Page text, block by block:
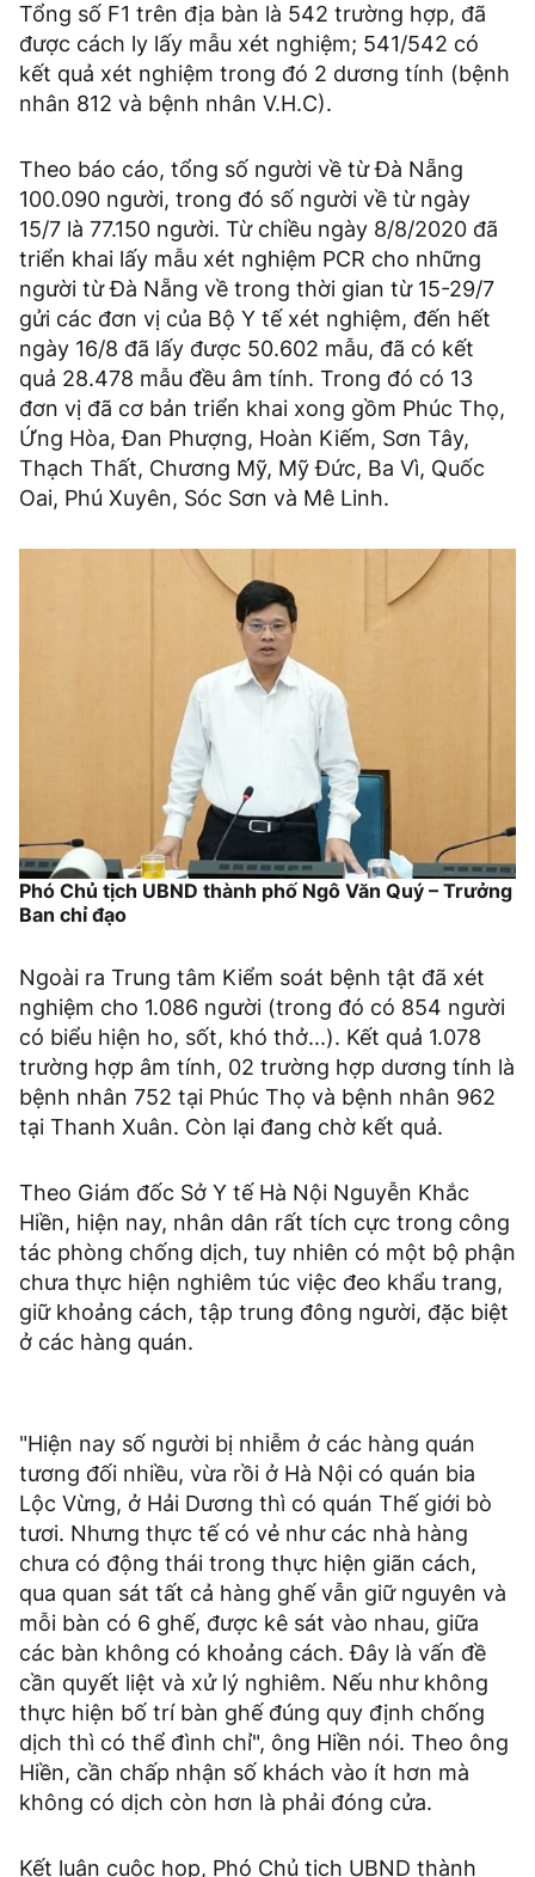
Tổng số F1 trên địa bàn là 542 trường hợp, đã
được cách ly lấy mẫu xét nghiệm; 541/542 có
kết quả xét nghiệm trong đó 2 dương tính (bệnh
nhân 812 và bệnh nhân V.H.C).
Theo báo cáo, tổng số người về từ Đà Nẵng
100.090 người, trong đó số người về từ ngày
15/7 là 77.150 người. Từ chiều ngày 8/8/2020 đã
triển khai lấy mẫu xét nghiệm PCR cho những
người từ Đà Nẵng về trong thời gian từ 15-29/7
gửi các đơn vị của Bộ Y tế xét nghiệm, đến hết
ngày 16/8 đã lấy được 50.602 mẫu, đã có kết
quả 28.478 mẫu đều âm tính. Trong đó có 13
đơn vị đã cơ bản triển khai xong gồm Phúc Thọ,
Ứng Hòa, Đan Phượng, Hoàn Kiếm, Sơn Tây,
Thạch Thất, Chương Mỹ, Mỹ Đức, Ba Vì, Quốc
Oai, Phú Xuyên, Sóc Sơn và Mê Linh.
Phó Chủ tịch UBND thành phố Ngô Văn Quý – Trưởng
Ban chỉ đạo
Ngoài ra Trung tâm Kiểm soát bệnh tật đã xét
nghiệm cho 1.086 người (trong đó có 854 người
có biểu hiện ho, sốt, khó thở...). Kết quả 1.078
trường hợp âm tính, 02 trường hợp dương tính là
bệnh nhân 752 tại Phúc Thọ và bệnh nhân 962
tại Thanh Xuân. Còn lại đang chờ kết quả.
Theo Giám đốc Sở Y tế Hà Nội Nguyễn Khắc
Hiền, hiện nay, nhân dân rất tích cực trong công
tác phòng chống dịch, tuy nhiên có một bộ phận
chưa thực hiện nghiêm túc việc đeo khẩu trang,
giữ khoảng cách, tập trung đông người, đặc biệt
ở các hàng quán.
"Hiện nay số người bị nhiễm ở các hàng quán
tương đối nhiều, vừa rồi ở Hà Nội có quán bia
Lộc Vừng, ở Hải Dương thì có quán Thế giới bò
tươi. Nhưng thực tế có vẻ như các nhà hàng
chưa có động thái trong thực hiện giãn cách,
qua quan sát tất cả hàng ghế vẫn giữ nguyên và
mỗi bàn có 6 ghế, được kê sát vào nhau, giữa
các bàn không có khoảng cách. Đây là vấn đề
cần quyết liệt và xử lý nghiêm. Nếu như không
thực hiện bố trí bàn ghế đúng quy định chống
dịch thì có thể đình chỉ", ông Hiền nói. Theo ông
Hiền, cần chấp nhận số khách vào ít hơn mà
không có dịch còn hơn là phải đóng cửa.
Kết luận cuộc họp, Phó Chủ tịch UBND thành